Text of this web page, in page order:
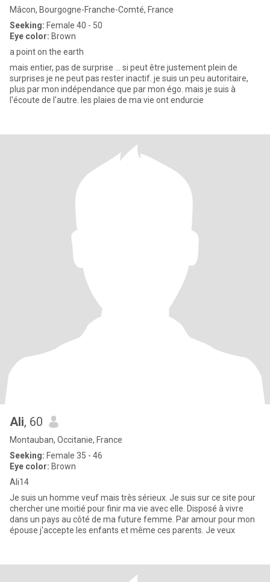
Mâcon, Bourgogne-Franche-Comté, France
Seeking: Female 40 - 50
Eye color: Brown
a point on the earth
mais entier, pas de surprise ... si peut être justement plein de
surprises je ne peut pas rester inactif. je suis un peu autoritaire,
plus par mon indépendance que par mon égo. mais je suis à
l'écoute de l'autre. les plaies de ma vie ont endurcie
Ali, 60
Montauban, Occitanie, France
Seeking: Female 35 - 46
Eye color: Brown
Ali14
Je suis un homme veuf mais très sérieux. Je suis sur ce site pour
chercher une moitié pour finir ma vie avec elle. Disposé à vivre
dans un pays au côté de ma future femme. Par amour pour mon
épouse j'accepte les enfants et même ces parents. Je veux